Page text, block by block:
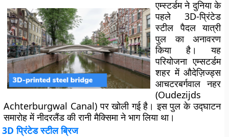
एम्स्टर्डम ने दुनिया के
पहले 3D-प्रिंटेड
स्टील पैदल यात्री
पुल का अनावरण
किया है। यह
परियोजना एम्सटर्डम
शहर में औदेज़िज्ड्स
आचटरबर्गवाल नहर
(Oudezijds
Achterburgwal Canal) पर खोली गई है। इस पुल के उद्घाटन
समारोह में नीदरलैंड की रानी मैक्सिमा ने भाग लिया था।
3D प्रिंटेड स्टील ब्रिज